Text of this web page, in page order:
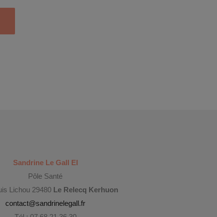
Sandrine Le Gall EI
Pôle Santé
Lichou 29480 Le Relecq Kerhuon
contact@sandrinelegall.fr